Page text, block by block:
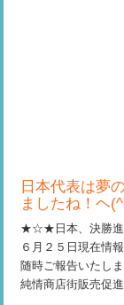
日本代表は夢
ましたね！ヘ
★☆★日本、決勝進
６月２５日現在
随時ご報告いたし
純情商店街販売促進